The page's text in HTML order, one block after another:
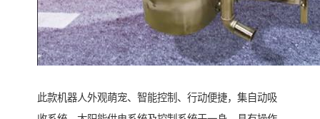
此款机器人外观萌宠、智能控制、行动便捷，集自动吸